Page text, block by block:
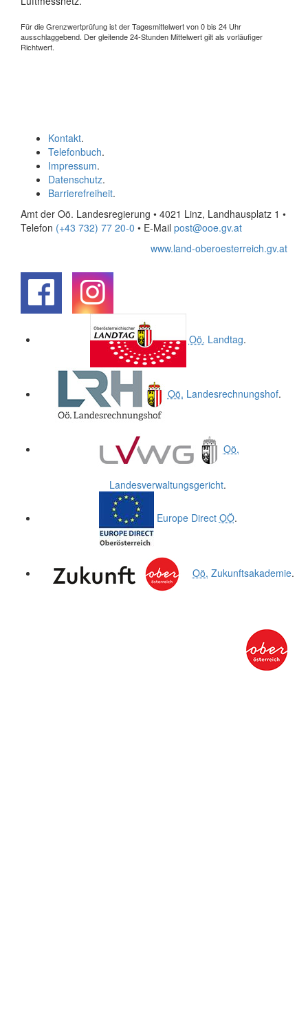
Für die Grenzwertprüfung ist der Tagesmittelwert von 0 bis 24 Uhr
ausschlaggebend. Der gleitende 24-Stunden Mittelwert gilt als vorläufiger
Richtwert.
Kontakt.
Telefonbuch.
Impressum.
Datenschutz.
Barrierefreiheit.
Amt der Oö. Landesregierung • 4021 Linz, Landhausplatz 1 •
Telefon (+43 732) 77 20-0 • E-Mail post@ooe.gv.at
www.land-oberoesterreich.gv.at
Oö. Landtag.
Oö. Landesrechnungshof.
Oö.
Landesverwaltungsgericht.
Europe Direct OÖ.
Oö. Zukunftsakademie.